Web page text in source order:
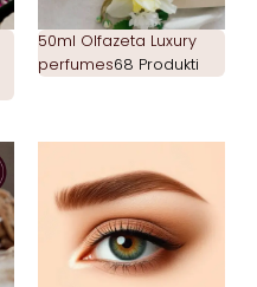
50ml Olfazeta Luxury
perfumes68 Produkti